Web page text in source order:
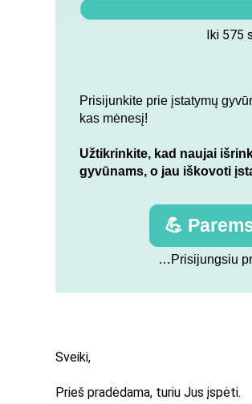
Iki 575
Prisijunkite prie įstatymų
kas mėnesį!
Užtikrinkite, kad naujai
gyvūnams, o jau iškovoti
💪
…Prisijungsiu
Sveiki,
Prieš pradėdama, turiu Jus įspėti.